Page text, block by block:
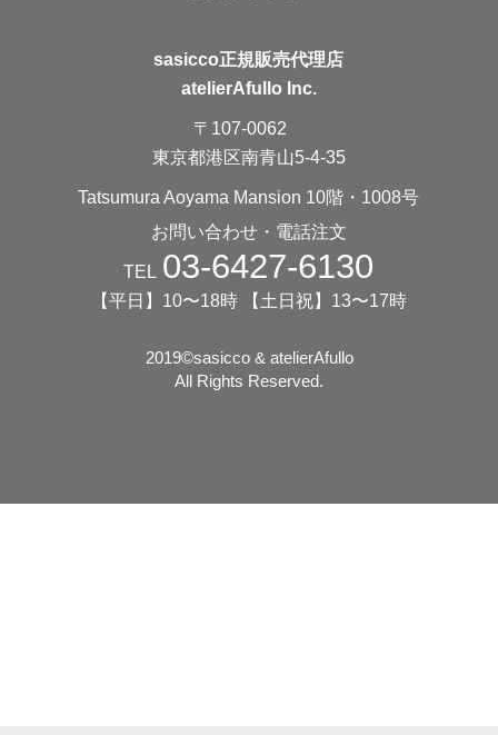
sasicco正規販売代理店
atelierAfullo Inc.
〒107-0062
東京都港区南青山5-4-35
Tatsumura Aoyama Mansion 10階・1008号
お問い合わせ・電話注文
TEL 03-6427-6130
【平日】10〜18時 【土日祝】13〜17時
2019©️sasicco & atelierAfullo
All Rights Reserved.